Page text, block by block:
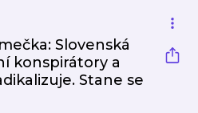
Slovenská
konspirátory a
Stane se